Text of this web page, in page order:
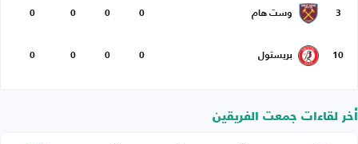
3 وست هام 0
0
0
0
10 بريستول 0
0
0
0
أخر لقاءات جمعت الفريقين